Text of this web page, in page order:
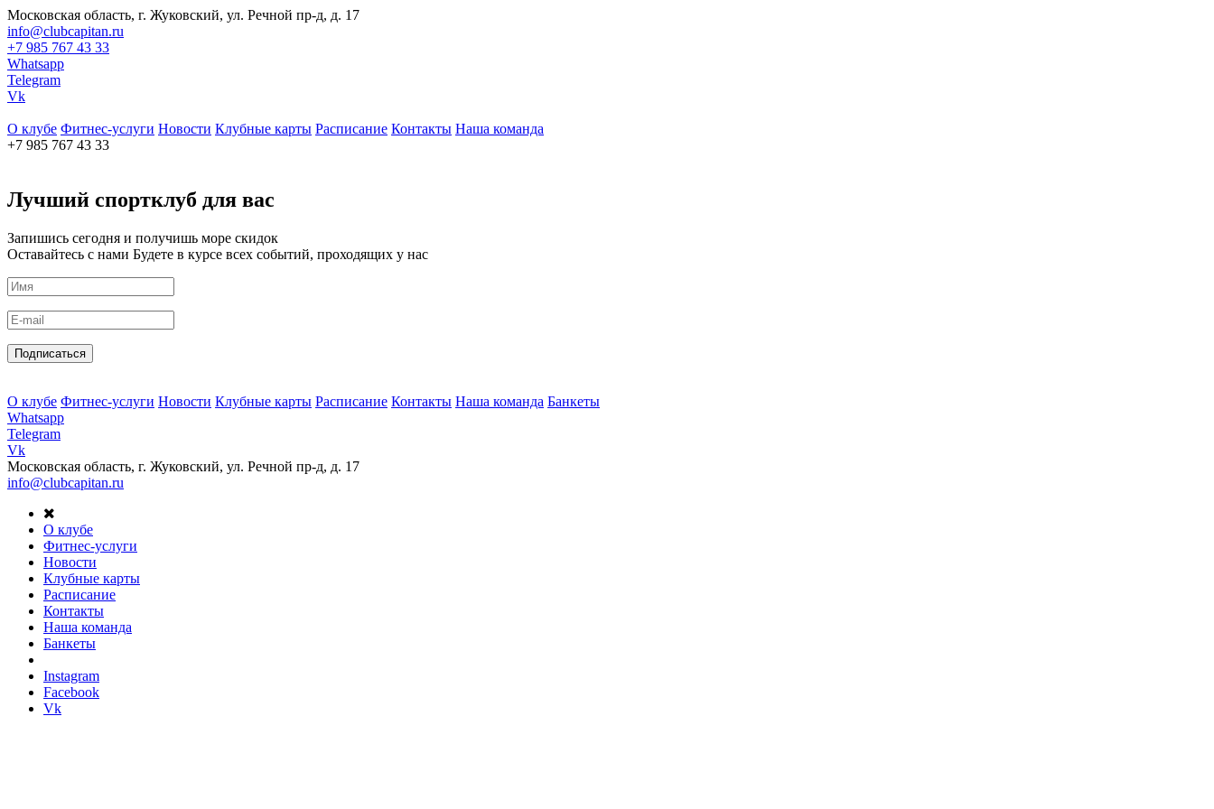
Московская область, г. Жуковский, ул. Речной пр-д, д. 17
info@clubcapitan.ru
+7 985 767 43 33
Whatsapp
Telegram
Vk
О клубе Фитнес-услуги Новости Клубные карты Расписание Контакты Наша команда
+7 985 767 43 33
Лучший спортклуб для вас
Запишись сегодня и получишь море скидок
Оставайтесь с нами Будете в курсе всех событий, проходящих у нас
Подписаться
О клубе Фитнес-услуги Новости Клубные карты Расписание Контакты Наша команда Банкеты
Whatsapp
Telegram
Vk
Московская область, г. Жуковский, ул. Речной пр-д, д. 17
info@clubcapitan.ru
О клубе
Фитнес-услуги
Новости
Клубные карты
Расписание
Контакты
Наша команда
Банкеты
Instagram
Facebook
Vk